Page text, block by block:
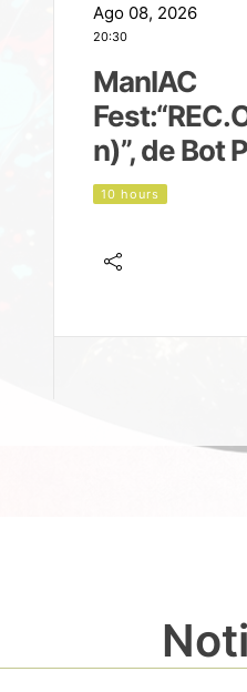
Ago 08, 2026
20:30
ManIAC
n)”, de Bot
10 hours